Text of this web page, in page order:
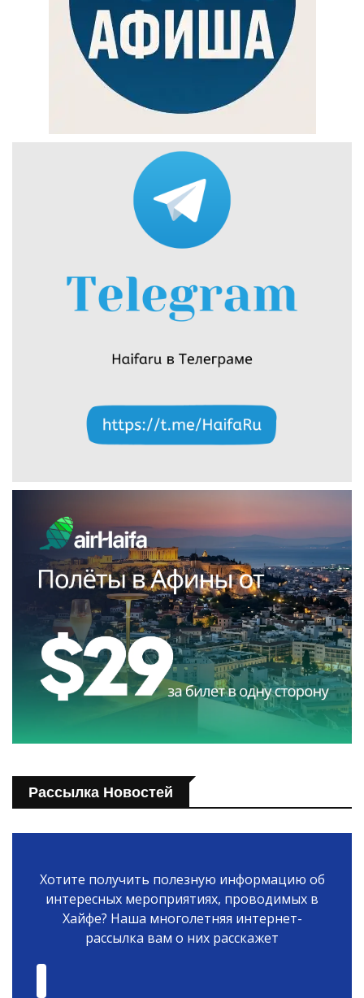
Рассылка Новостей
Хотите получить полезную информацию об
интересных мероприятиях, проводимых в
Хайфе? Наша многолетняя интернет-
рассылка вам о них расскажет